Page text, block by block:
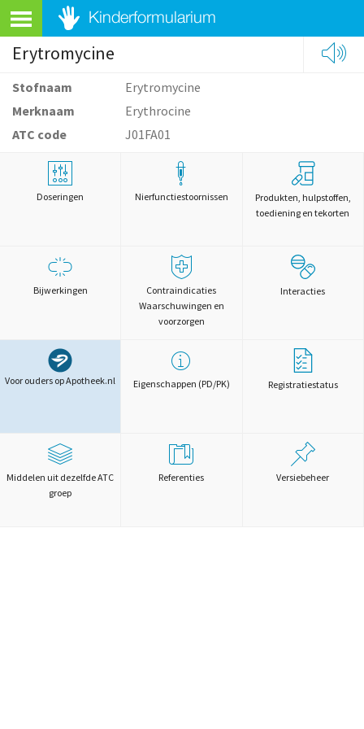
Erytromycine
Stofnaam
Erytromycine
Merknaam
Erythrocine
ATC code
J01FA01
Doseringen Nierfunctiestoornissen
Produkten, hulpstoffen,
toediening en tekorten
Bijwerkingen
Contraindicaties
Waarschuwingen en
voorzorgen
Interacties
Voor ouders op Apotheek.nl Eigenschappen (PD/PK) Registratiestatus
Middelen uit dezelfde ATC
groep
Referenties Versiebeheer